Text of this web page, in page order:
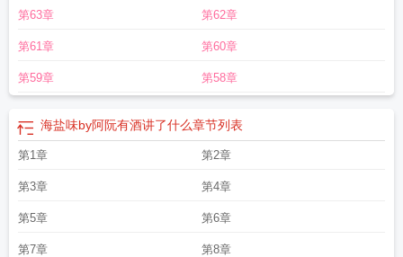
趣阁海盐味的奶茶 海盐味苏打饼干的功效
糖 海盐味的夏天歌曲 海盐味苏打饼干糖尿病人能吃吗
子吃了上不上火
海盐味瓜子表面有盐吃了有坏处吗
味全文免费阅读
第63章 第62章
第61章 第60章
第59章 第58章
海盐味by阿阮有酒讲了什么章节列表
第1章 第2章
第3章 第4章
第5章 第6章
第7章 第8章